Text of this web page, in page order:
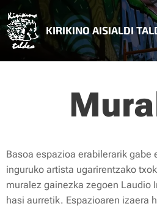
KIRIKINO AISIALDI
Basoa espazioa erabilerarik gabe
inguruko artista ugarirentzako
muralez gainezka zegoen Laudio
hasi aurretik. Espazioaren izaera